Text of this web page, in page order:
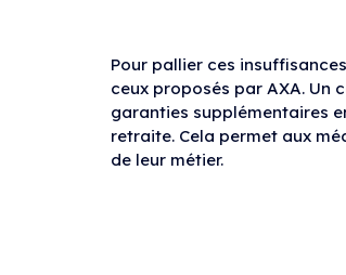
Pour pallier ces
ceux proposés par AXA. Un
garanties supplémentaires
retraite. Cela permet aux
de leur métier.